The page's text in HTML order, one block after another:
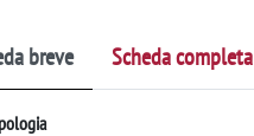
breve Scheda completa